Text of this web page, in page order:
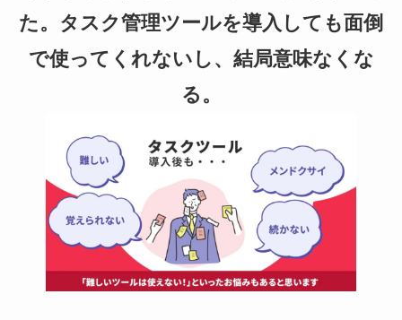
た。タスク管理ツールを導入しても面倒
で使ってくれないし、結局意味なくな
る。